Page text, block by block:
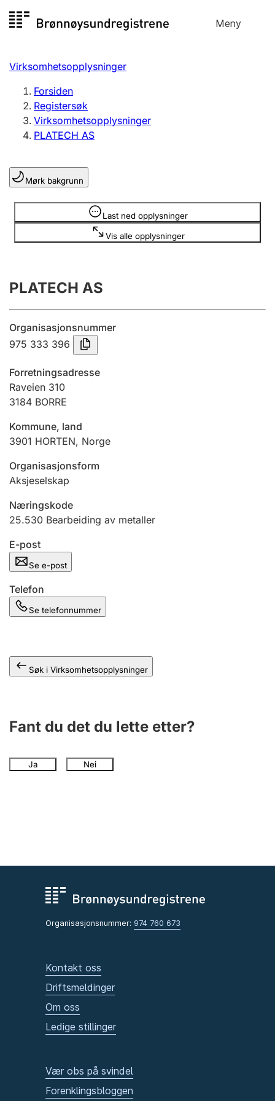
til
Meny
Registersøk
Aksjeselskap
Enkeltpersonforetak
Registrere, endre, slette
Lag og forening
Registrere, endre, slette
Årsregnskap
Innsending og forsinkelsesgebyr
Jeger
Ektepaktveileder
Offentlig sektor
Andre tema
Virksomhetsopplysninger
Forsiden
Registersøk
Virksomhetsopplysninger
PLATECH AS
Mørk bakgrunn
Last ned opplysninger
Vis alle opplysninger
Opplysninger er skjult
PLATECH AS
Organisasjonsnummer
975 333 396
Forretningsadresse
Raveien 310
3184 BORRE
Kommune, land
3901 HORTEN, Norge
Organisasjonsform
Aksjeselskap
Næringskode
25.530 Bearbeiding av metaller
E-post
Se e-post
Telefon
Se telefonnummer
Søk i Virksomhetsopplysninger
Fant du det du lette etter?
Ja Nei
Organisasjonsnummer: 974 760 673
Kontakt oss
Driftsmeldinger
Om oss
Ledige stillinger
Vær obs på svindel
Forenklingsbloggen